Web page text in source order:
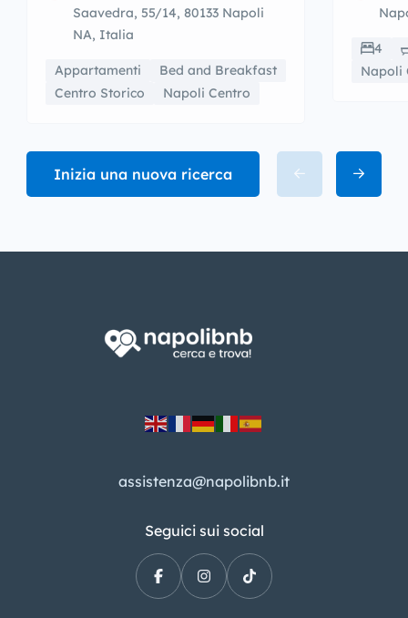
Saavedra, 55/14, 80133 Napoli
NA, Italia
Appartamenti
Bed and Breakfast
Centro Storico
Napoli Centro
4
Napoli
Inizia una nuova ricerca
assistenza@napolibnb.it
Seguici sui social